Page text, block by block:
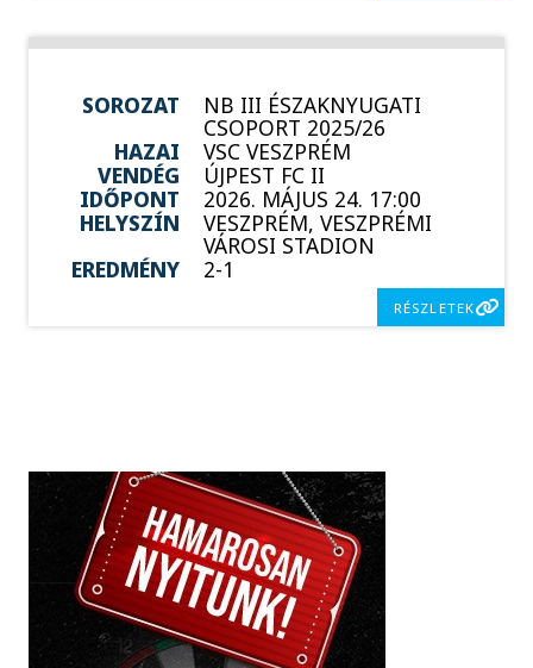
SOROZAT NB III ÉSZAKNYUGATI
CSOPORT 2025/26
HAZAI
VSC VESZPRÉM
VENDÉG
ÚJPEST FC II
IDŐPONT
2026. MÁJUS 24. 17:00
HELYSZÍN
VESZPRÉM, VESZPRÉMI
VÁROSI STADION
EREDMÉNY
2-1
RÉSZLETEK